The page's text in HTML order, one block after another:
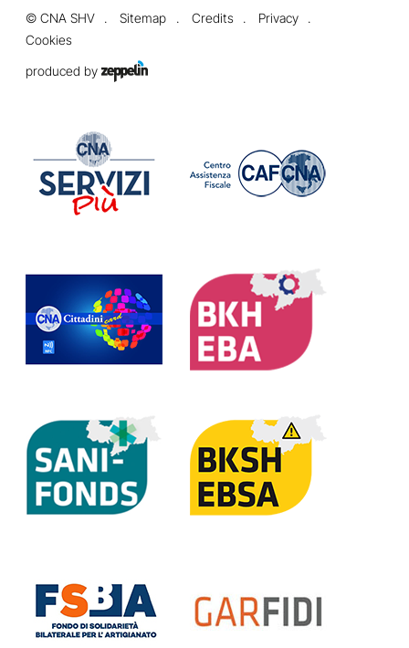
©CNA SHV Sitemap Credits
Privacy
Cookies
produced by